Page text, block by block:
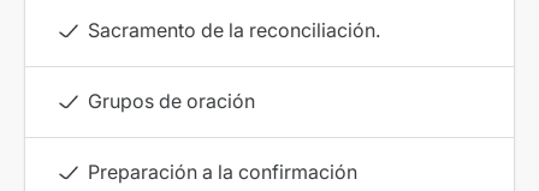
Sacramento de la reconciliación.
Grupos de oración
Preparación a la confirmación